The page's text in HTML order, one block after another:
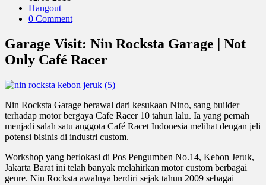
Hangout
0 Comment
Garage Visit: Nin Rocksta Garage | Not
Only Café Racer
Nin Rocksta Garage berawal dari kesukaan Nino, sang builder
terhadap motor bergaya Cafe Racer 10 tahun lalu. Ia yang pernah
menjadi salah satu anggota Café Racet Indonesia melihat dengan jeli
potensi bisinis di industri custom.
Workshop yang berlokasi di Pos Pengumben No.14, Kebon Jeruk,
Jakarta Barat ini telah banyak melahirkan motor custom berbagai
genre. Nin Rocksta awalnya berdiri sejak tahun 2009 sebagai